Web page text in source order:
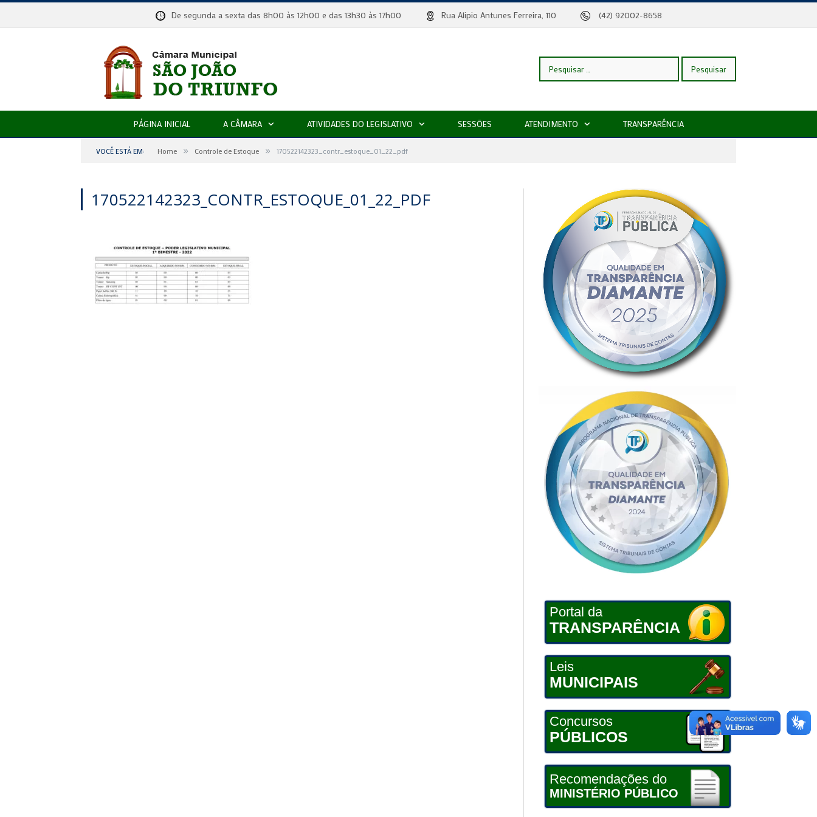
De segunda a sexta das 8h00 às 12h00 e das 13h30 às 17h00 Rua Alipio Antunes Ferreira, 110 (42) 92002-8658
Pesquisar
PÁGINA INICIAL A CÂMARA ATIVIDADES DO LEGISLATIVO SESSÕES ATENDIMENTO TRANSPARÊNCIA
VOCÊ ESTÁ EM: Home » Controle de Estoque » 170522142323_contr_estoque_01_22_pdf
170522142323_CONTR_ESTOQUE_01_22_PDF
Portal da
TRANSPARÊNCIA
Leis
MUNICIPAIS
Concursos
PÚBLICOS
Recomendações do
MINISTÉRIO PÚBLICO